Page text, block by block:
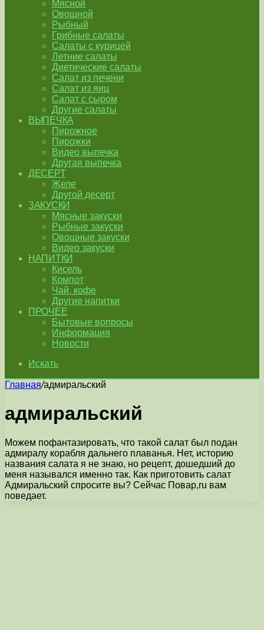
Мясной
Овощной
Рыбный
Грибные салаты
Салаты с курицей
Летние салаты
Диетические салаты
Салат из печени
Салат из яиц
Салат с сыром
Другие салаты
ВЫПЕЧКА
Пирожное
Пирожки
Видео выпечка
Другая выпечка
ДЕСЕРТ
Желе
Другой десерт
ЗАКУСКИ
Мясные закуски
Рыбные закуски
Овощные закуски
Видео закуски
НАПИТКИ
Кисель
Компот
Чай, кофе
Другие напитки
ПРОЧЕЕ
Бытовые вопросы
Информация
Новости
Искать
Главная/адмиральский
адмиральский
Можем пофантазировать, что такой салат был подан
адмиралу корабля дальнего плаванья. Нет, историю
названия салата я не знаю, но рецепт, дошедший до
меня назывался именно так. Как приготовить салат
Адмиральский спросите вы? Сейчас Повар,ru вам
поведает.